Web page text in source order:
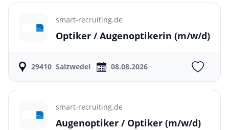
smart-recruiting.de
Optiker / Augenoptikerin (m/w/d)
29410 Salzwedel 08.08.2026
smart-recruiting.de
Augenoptiker / Optiker (m/w/d)